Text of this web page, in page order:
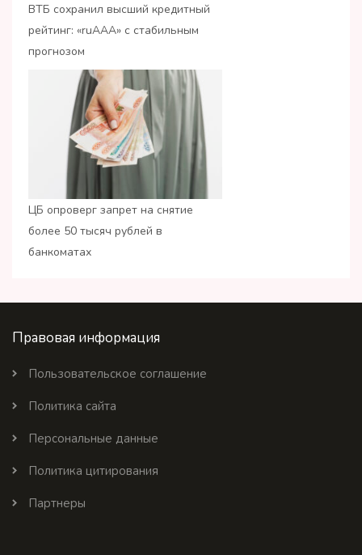
ВТБ сохранил высший кредитный
рейтинг: «ruАAA» с стабильным
прогнозом
ЦБ опроверг запрет на снятие
более 50 тысяч рублей в
банкоматах
Правовая информация
Пользовательское соглашение
Политика сайта
Персональные данные
Политика цитирования
Партнеры